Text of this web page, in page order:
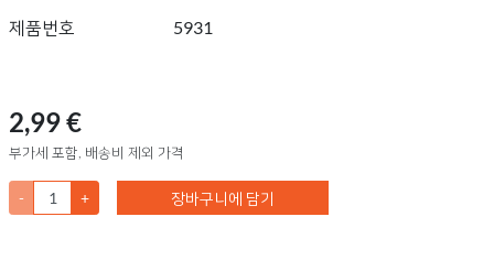
제품번호 5931
2,99 €
부가세 포함, 배송비 제외 가격
- + 장바구니에 담기